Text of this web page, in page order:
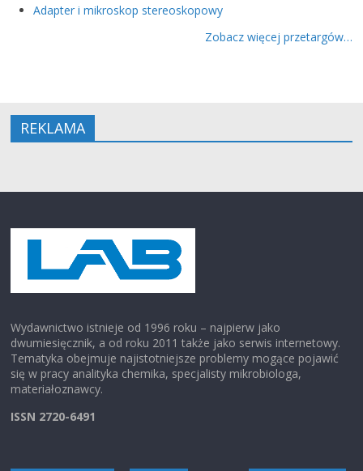
Adapter i mikroskop stereoskopowy
Zobacz więcej przetargów…
REKLAMA
Wydawnictwo istnieje od 1996 roku – najpierw jako
dwumiesięcznik, a od roku 2011 także jako serwis internetowy.
Tematyka obejmuje najistotniejsze problemy mogące pojawić
się w pracy analityka chemika, specjalisty mikrobiologa,
materiałoznawcy.
ISSN 2720-6491